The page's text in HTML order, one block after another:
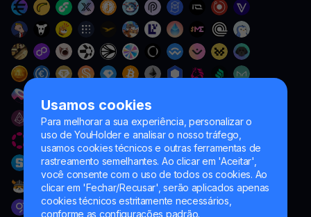
Usamos cookies
Para melhorar a sua experiência, personalizar o
uso de YouHolder e analisar o nosso tráfego,
usamos cookies técnicos e outras ferramentas de
rastreamento semelhantes. Ao clicar em 'Aceitar',
você consente com o uso de todos os cookies. Ao
clicar em 'Fechar/Recusar', serão aplicados apenas
cookies técnicos estritamente necessários,
conforme as configurações padrão.